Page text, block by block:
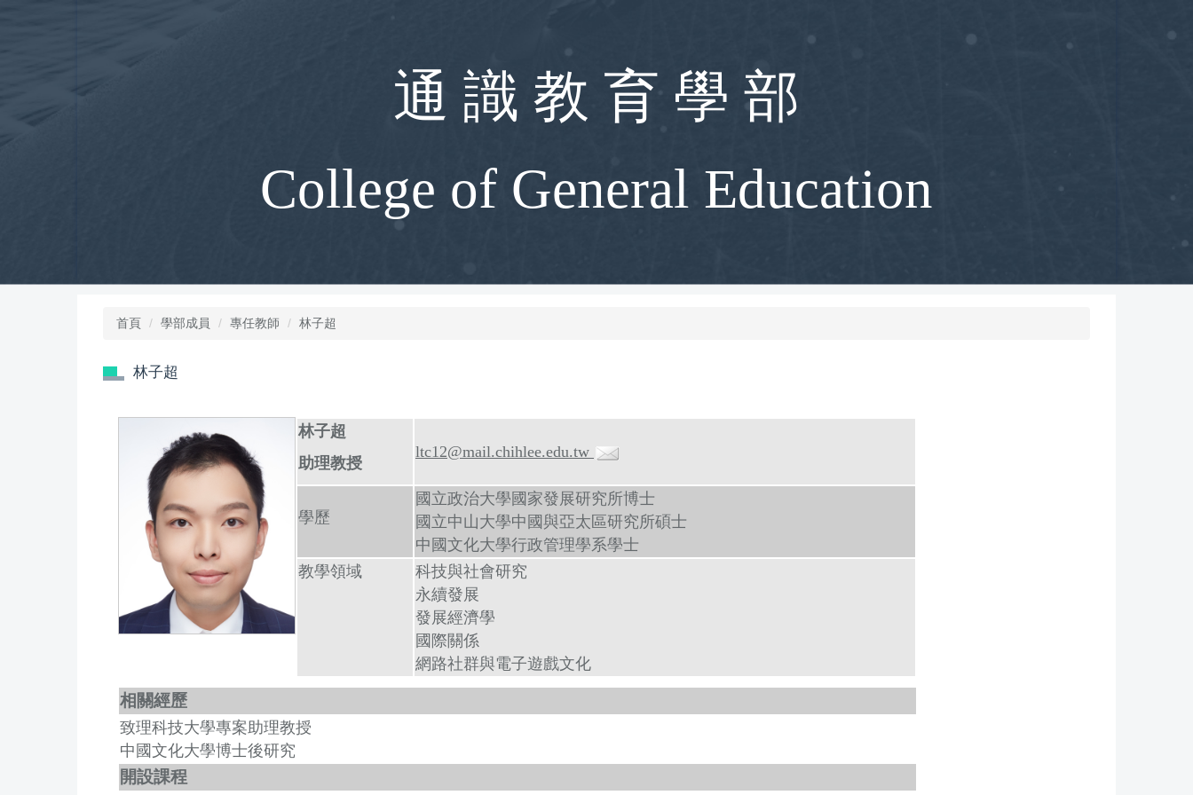
通 識 教 育 學 部
College of General Education
首頁 學部成員 專任教師 林子超
林子超
林子超
助理教授
ltc12@mail.chihlee.edu.tw
學歷
國立政治大學國家發展研究所博士
國立中山大學中國與亞太區研究所碩士
中國文化大學行政管理學系學士
教學領域
科技與社會研究
永續發展
發展經濟學
國際關係
網路社群與電子遊戲文化
相關經歷
致理科技大學專案助理教授
中國文化大學博士後研究
開設課程